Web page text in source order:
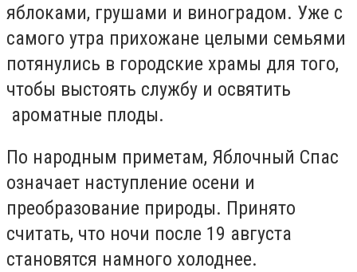
яблоками, грушами и виноградом. Уже с
самого утра прихожане целыми семьями
потянулись в городские храмы для того,
чтобы выстоять службу и освятить
ароматные плоды.
По народным приметам, Яблочный Спас
означает наступление осени и
преобразование природы. Принято
считать, что ночи после 19 августа
становятся намного холоднее.